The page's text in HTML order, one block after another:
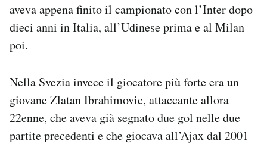
aveva appena finito il campionato con l’Inter dopo
dieci anni in Italia, all’Udinese prima e al Milan
poi.
Nella Svezia invece il giocatore più forte era un
giovane Zlatan Ibrahimovic, attaccante allora
22enne, che aveva già segnato due gol nelle due
partite precedenti e che giocava all’Ajax dal 2001